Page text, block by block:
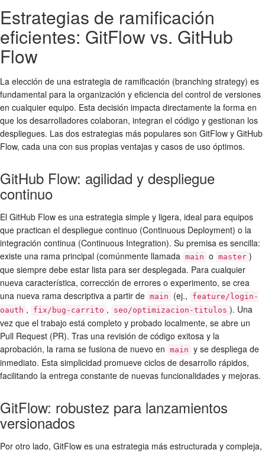
Estrategias de ramificación
eficientes: GitFlow vs. GitHub
Flow
La elección de una estrategia de ramificación (branching strategy) es
fundamental para la organización y eficiencia del control de versiones
en cualquier equipo. Esta decisión impacta directamente la forma en
que los desarrolladores colaboran, integran el código y gestionan los
despliegues. Las dos estrategias más populares son GitFlow y GitHub
Flow, cada una con sus propias ventajas y casos de uso óptimos.
GitHub Flow: agilidad y despliegue
continuo
El GitHub Flow es una estrategia simple y ligera, ideal para equipos
que practican el despliegue continuo (Continuous Deployment) o la
integración continua (Continuous Integration). Su premisa es sencilla:
existe una rama principal (comúnmente llamada main o master )
que siempre debe estar lista para ser desplegada. Para cualquier
nueva característica, corrección de errores o experimento, se crea
una nueva rama descriptiva a partir de main (ej.,
feature/login-
oauth , fix/bug-carrito , seo/optimizacion-titulos ). Una
vez que el trabajo está completo y probado localmente, se abre un
Pull Request (PR). Tras una revisión de código exitosa y la
aprobación, la rama se fusiona de nuevo en main y se despliega de
inmediato. Esta simplicidad promueve ciclos de desarrollo rápidos,
facilitando la entrega constante de nuevas funcionalidades y mejoras.
GitFlow: robustez para lanzamientos
versionados
Por otro lado, GitFlow es una estrategia más estructurada y compleja,